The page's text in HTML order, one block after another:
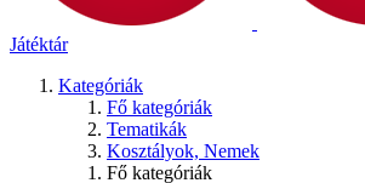
Játéktár
Kategóriák
Fő kategóriák
Tematikák
Kosztályok, Nemek
Fő kategóriák